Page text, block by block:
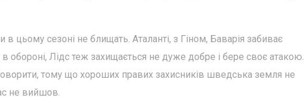
цьому сезоні не блищать. Аталанті, з Гіном, Баварія забиває
обороні, Лідс теж захищається не дуже добре і бере своє атакою.
тому що хороших правих захисників шведська земля не
не вийшов.